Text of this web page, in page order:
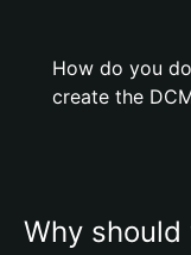
How do you
create the
Why should